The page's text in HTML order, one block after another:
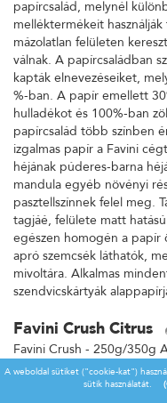
papírcsalád, melynél
melléktermékeit
mázolatlan felületen
válnak. A papírcsaládban
kapták elnevezéseiket,
%-ban. A papír emellett
hulladékot és 100%-ban
papírcsalád több színben
izgalmas papír a Favini
héjának púderes-barna
mandula egyéb növényi
pasztellszínnek felel meg.
tagjáé, felülete matt
egészen homogén a papír
apró szemcsék láthatók,
mivoltára. Alkalmas
szendvicskártyák
Favini Crush Citrus
Favini Crush - 250g/350g
papírcsalád, melynél
melléktermékeit
A weboldal sütiket ("cookie-kat")
sütik használatát.